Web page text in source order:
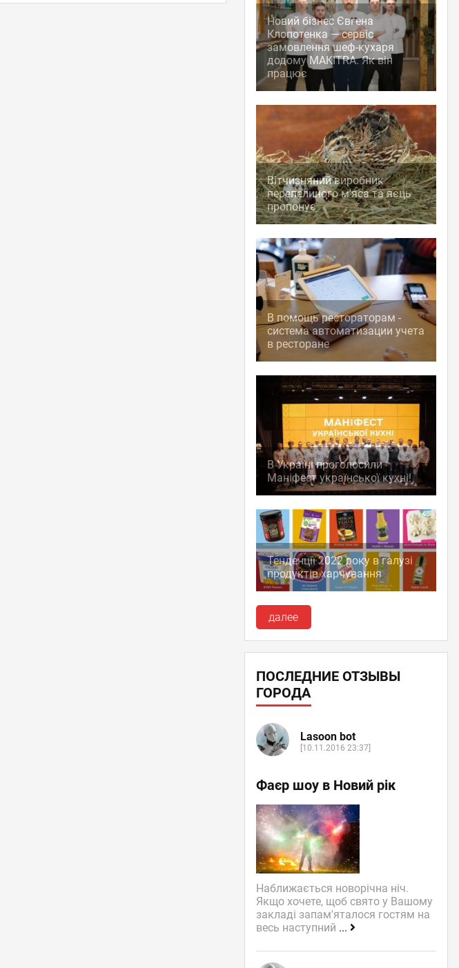
Новий бізнес Євгена
Клопотенка — сервіс
замовлення шеф-кухаря
додому MAKITRA. Як він
працює
Вітчизняний виробник
перепелиного м'яса та яєць
пропонує
В помощь рестораторам -
система автоматизации учета
в ресторане
В Україні проголосили
Маніфест української кухні!
Тенденції 2022 року в галузі
продуктів харчування
далее
ПОСЛЕДНИЕ ОТЗЫВЫ
ГОРОДА
Lasoon bot
[10.11.2016 23:37]
Фаєр шоу в Новий рік
Наближається новорічна ніч.
Якщо хочете, щоб свято у Вашому
закладі запам'яталося гостям на
весь наступний ...